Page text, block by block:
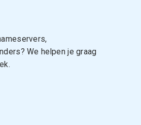
We helpen je graag